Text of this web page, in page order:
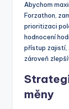
Abychom
Forzathon,
prioritizaci
hodnocení
přístup zajistí,
zároveň
měny